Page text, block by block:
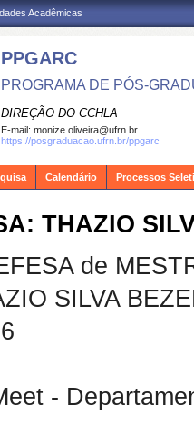
Acadêmicas
PPGARC
PROGRAMA DE PÓS-
DIREÇÃO DO CCHLA
E-mail: monize.oliveira@ufrn.br
https://posgraduacao.ufrn.br/ppgarc
Calendário Processos
THAZIO
de
SILVA
-